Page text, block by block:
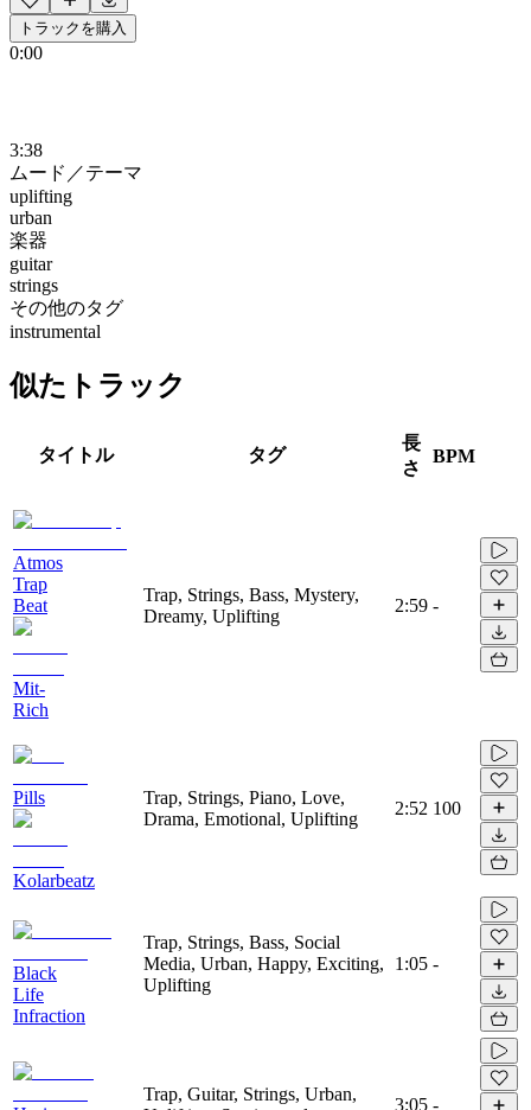
トラックを購入
0:00
3:38
ムード／テーマ
uplifting
urban
楽器
guitar
strings
その他のタグ
instrumental
似たトラック
タイトル タグ
長
さ
BPM
Atmos
Trap
Beat
Mit-
Rich
Trap, Strings, Bass, Mystery,
Dreamy, Uplifting
2:59 -
Pills
Kolarbeatz
Trap, Strings, Piano, Love,
Drama, Emotional, Uplifting
2:52 100
Black
Life
Infraction
Trap, Strings, Bass, Social
Media, Urban, Happy, Exciting,
Uplifting
1:05 -
Trap, Guitar, Strings, Urban,
3:05 -